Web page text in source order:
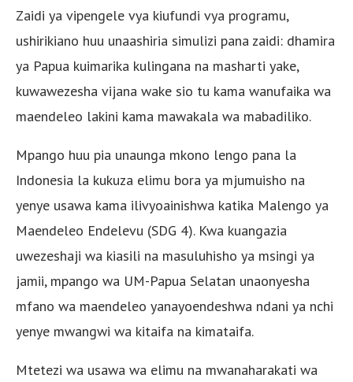
Zaidi ya vipengele vya kiufundi vya programu,
ushirikiano huu unaashiria simulizi pana zaidi: dhamira
ya Papua kuimarika kulingana na masharti yake,
kuwawezesha vijana wake sio tu kama wanufaika wa
maendeleo lakini kama mawakala wa mabadiliko.
Mpango huu pia unaunga mkono lengo pana la
Indonesia la kukuza elimu bora ya mjumuisho na
yenye usawa kama ilivyoainishwa katika Malengo ya
Maendeleo Endelevu (SDG 4). Kwa kuangazia
uwezeshaji wa kiasili na masuluhisho ya msingi ya
jamii, mpango wa UM-Papua Selatan unaonyesha
mfano wa maendeleo yanayoendeshwa ndani ya nchi
yenye mwangwi wa kitaifa na kimataifa.
Mtetezi wa usawa wa elimu na mwanaharakati wa